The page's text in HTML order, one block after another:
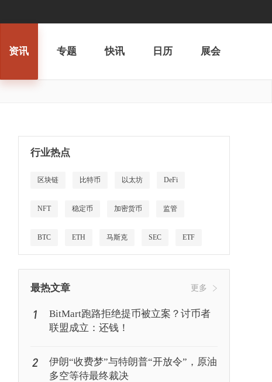
资讯 专题 快讯 日历 展会
行业热点
区块链 比特币 以太坊 DeFi
NFT 稳定币 加密货币 监管
BTC ETH 马斯克 SEC ETF
最热文章 更多
1
BitMart跑路拒绝提币被立案？讨币者
联盟成立：还钱！
2
伊朗“收费梦”与特朗普“开放令”，原油
多空等待最终裁决